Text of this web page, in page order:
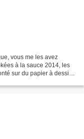
vous me les avez
à la sauce 2014, les
sur du papier à dessin